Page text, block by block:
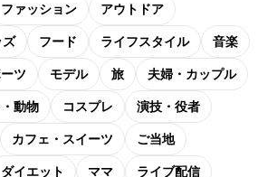
ファッション アウトドア
ズ フード ライフスタイル 音楽
ツ モデル 旅 夫婦・カップル
動物 コスプレ 演技・役者
カフェ・スイーツ ご当地
ダイエット ママ ライブ配信